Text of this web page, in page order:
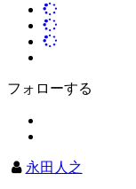
フォローする
永田人之